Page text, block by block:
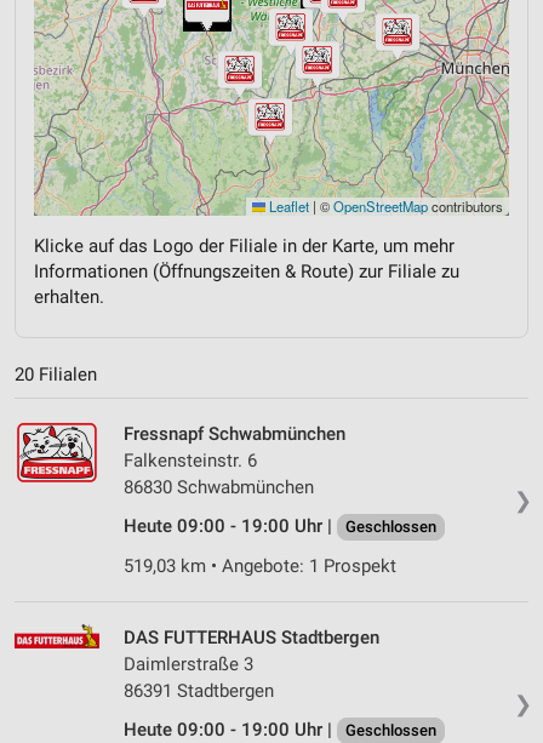
Leaflet | ©OpenStreetMapcontributors
Klicke auf das Logo der Filiale in der Karte, um mehr
Informationen (Öffnungszeiten & Route) zur Filiale zu
erhalten.
20 Filialen
❯
Fressnapf Schwabmünchen
Falkensteinstr. 6
86830 Schwabmünchen
Heute 09:00 - 19:00 Uhr |
Geschlossen
519,03 km • Angebote: 1 Prospekt
❯
DAS FUTTERHAUS Stadtbergen
Daimlerstraße 3
86391 Stadtbergen
Heute 09:00 - 19:00 Uhr |
Geschlossen